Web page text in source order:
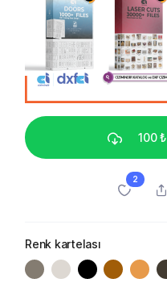
100 ₺
2
Renk kartelası